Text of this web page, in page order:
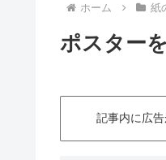
ホーム 紙
ポスター
記事内に広